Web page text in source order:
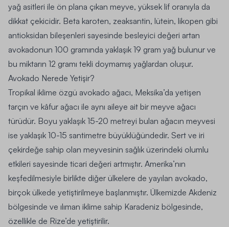
yağ asitleri ile ön plana çıkan meyve, yüksek lif oranıyla da
dikkat çekicidir. Beta karoten, zeaksantin, lütein, likopen gibi
antioksidan bileşenleri sayesinde besleyici değeri artan
avokadonun 100 gramında yaklaşık 19 gram yağ bulunur ve
bu miktarın 12 gramı tekli doymamış yağlardan oluşur.
Avokado Nerede Yetişir?
Tropikal iklime özgü avokado ağacı, Meksika’da yetişen
tarçın ve kâfur ağacı ile aynı aileye ait bir meyve ağacı
türüdür. Boyu yaklaşık 15-20 metreyi bulan ağacın meyvesi
ise yaklaşık 10-15 santimetre büyüklüğündedir. Sert ve iri
çekirdeğe sahip olan meyvesinin sağlık üzerindeki olumlu
etkileri sayesinde ticari değeri artmıştır. Amerika’nın
keşfedilmesiyle birlikte diğer ülkelere de yayılan avokado,
birçok ülkede yetiştirilmeye başlanmıştır. Ülkemizde Akdeniz
bölgesinde ve ılıman iklime sahip Karadeniz bölgesinde,
özellikle de Rize’de yetiştirilir.